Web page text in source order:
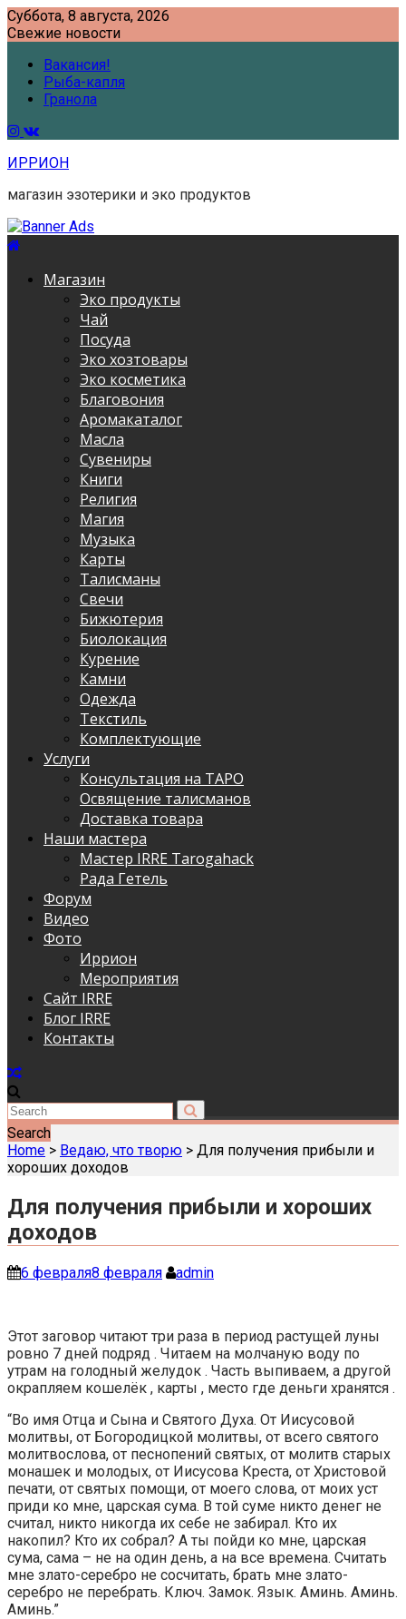
Skip
to
Суббота, 8 августа, 2026
Свежие новости
Вакансия!
Рыба-капля
Гранола
ИРРИОН
магазин эзотерики и эко продуктов
Магазин
Эко продукты
Чай
Посуда
Эко хозтовары
Эко косметика
Благовония
Аромакаталог
Масла
Сувениры
Книги
Религия
Магия
Музыка
Карты
Талисманы
Свечи
Бижютерия
Биолокация
Курение
Камни
Одежда
Текстиль
Комплектующие
Услуги
Консультация на ТАРО
Освящение талисманов
Доставка товара
Наши мастера
Мастер IRRE Tarogahack
Рада Гетель
Форум
Видео
Фото
Иррион
Мероприятия
Сайт IRRE
Блог IRRE
Контакты
Search
Home > Ведаю, что творю > Для получения прибыли и
хороших доходов
Для получения прибыли и хороших
доходов
6 февраля8 февраля admin
Этот заговор читают три раза в период растущей луны
ровно 7 дней подряд . Читаем на молчаную воду по
утрам на голодный желудок . Часть выпиваем, а другой
окрапляем кошелёк , карты , место где деньги хранятся .
“Во имя Отца и Сына и Святого Духа. От Иисусовой
молитвы, от Богородицкой молитвы, от всего святого
молитвослова, от песнопений святых, от молитв старых
монашек и молодых, от Иисусова Креста, от Христовой
печати, от святых помощи, от моего слова, от моих уст
приди ко мне, царская сума. В той суме никто денег не
считал, никто никогда их себе не забирал. Кто их
накопил? Кто их собрал? А ты пойди ко мне, царская
сума, сама – не на один день, а на все времена. Считать
мне злато-серебро не сосчитать, брать мне злато-
серебро не перебрать. Ключ. Замок. Язык. Аминь. Аминь.
Аминь.”